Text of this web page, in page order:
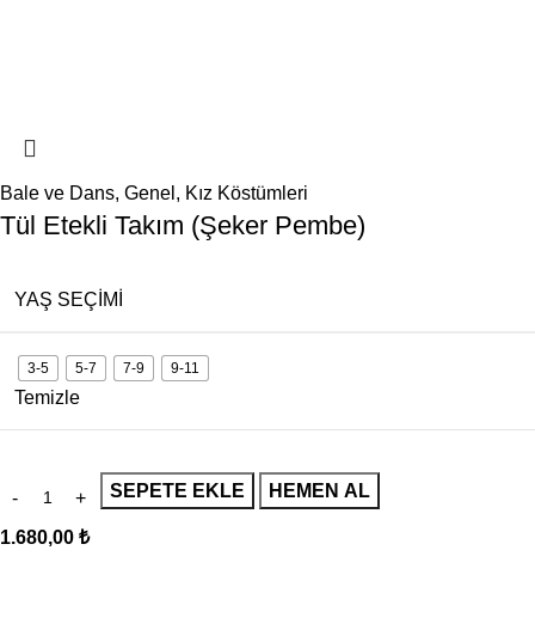
Bale ve Dans, Genel , Kız Köstümleri
Tül Etekli Takım (Şeker Pembe)
YAŞ SEÇIMI
3-5 5-7 7-9 9-11
Temizle
SEPETE EKLE HEMEN AL
1.680,00 ₺